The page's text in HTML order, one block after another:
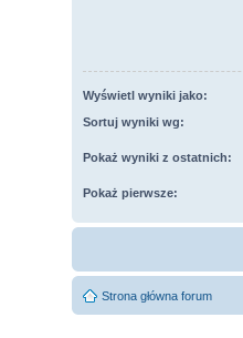
Wyświetl wyniki jako:
Sortuj wyniki wg:
Pokaż wyniki z ostatnich:
Pokaż pierwsze:
Strona główna forum